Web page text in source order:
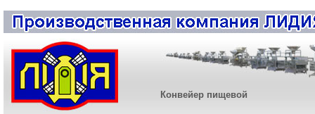
Конвейер пищевой